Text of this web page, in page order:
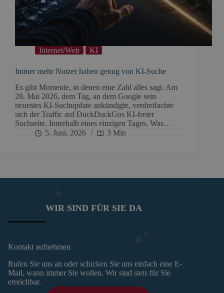
Internet/Web KI
Immer mehr Nutzer haben genug von KI-Suche
Es gibt Momente, in denen eine Zahl alles sagt. Am
28. Mai 2026, dem Tag, an dem Google sein
neuestes KI-Suchupdate ankündigte, verdreifachte
sich der Traffic auf DuckDuckGos KI-freier
Suchseite. Innerhalb eines einzigen Tages. Was…
5. Juni, 2026
3 Min
WIR SIND FÜR SIE DA
Kontakt aufnehmen
Rufen Sie uns an oder schicken Sie uns einfach eine E-
Mail, wann immer Sie wollen. Wir sind stets für Sie
erreichbar.